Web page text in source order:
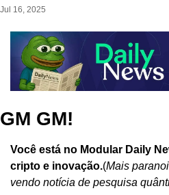
Jul 16, 2025
GM GM!
Você está no Modular Daily
cripto e inovação.(Mais
vendo notícia de pesquisa